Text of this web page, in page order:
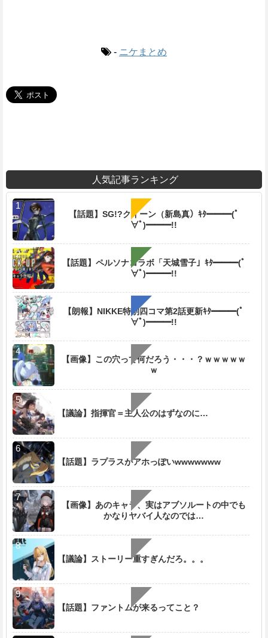
- ニケまとめ
人気記事ランキング
【話題】SG!?クイーン（新島真）ｷﾀ━━━(ﾟ
∀ﾟ)━━━!!
【話題】ペルソナコラボ「天城雪子」ｷﾀ━━━(ﾟ
∀ﾟ)━━━!!
【朗報】NIKKE特別四コマ第2話更新ｷﾀ━━━(ﾟ
∀ﾟ)━━━!!
【画像】この穴って何だろう・・・？ｗｗｗｗｗ
ｗ
【議論】指揮官＝主人公のはずなのに…
【話題】ラプラスがアホっぽいwwwwwww
【画像】あのキャラ、実はアブソルートの中でも
かなりヤバイ人なのでは…
【議論】ストーリー重すぎんだろ。。。
【話題】ファントムが来るってこと？